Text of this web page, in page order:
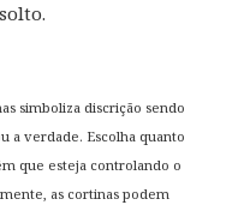
simboliza discrição sendo
a verdade. Escolha quanto
que esteja controlando o
as cortinas podem